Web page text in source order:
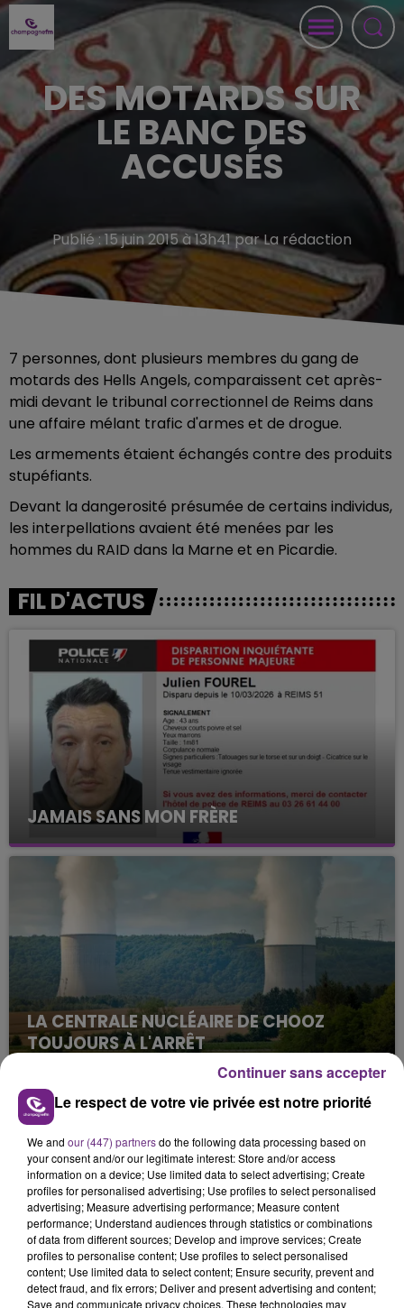
DES MOTARDS SUR
LE BANC DES
ACCUSÉS
Publié : 15 juin 2015 à 13h41 par La rédaction
7 personnes, dont plusieurs membres du gang de
motards des Hells Angels, comparaissent cet après-
midi devant le tribunal correctionnel de Reims dans
une affaire mélant trafic d'armes et de drogue.
Les armements étaient échangés contre des produits
stupéfiants.
Devant la dangerosité présumée de certains individus,
les interpellations avaient été menées par les
hommes du RAID dans la Marne et en Picardie.
FIL D'ACTUS
JAMAIS SANS MON FRÈRE
Julien Fourel n'a plus donné signé de vie depuis 5
mois. Sa sœur poursuit ses recherches pour le
retrouver.
LA CENTRALE NUCLÉAIRE DE CHOOZ
TOUJOURS À L'ARRÊT
Cela fait déjà une semaine que la centrale
nucléaire ardennaise est à l'arrêt. Une situation
justifiée par la sécheresse intense qui est toujours
présente.
TITRES DIFFUSÉS
11h33
11h33 11h27
11h27
Le respect de votre vie privée est notre priorité
We and our (447) partnersdo the following data processing based on
your consent and/or our legitimate interest: Store and/or access
information on a device; Use limited data to select advertising; Create
profiles for personalised advertising; Use profiles to select personalised
advertising; Measure advertising performance; Measure content
performance; Understand audiences through statistics or combinations
of data from different sources; Develop and improve services; Create
profiles to personalise content; Use profiles to select personalised
content; Use limited data to select content; Ensure security, prevent and
detect fraud, and fix errors; Deliver and present advertising and content;
Save and communicate privacy choices. These technologies may
Continuer sans accepter